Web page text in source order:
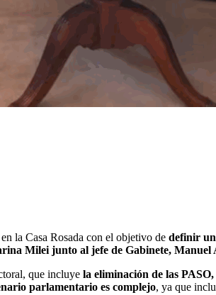
la Casa Rosada con el objetivo de definir
Milei junto al jefe de Gabinete, Manuel
que incluye la eliminación de las
parlamentario es complejo, ya que